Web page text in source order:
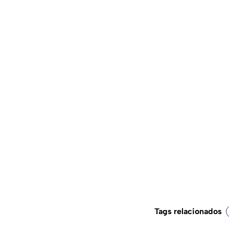
Tags relacionados